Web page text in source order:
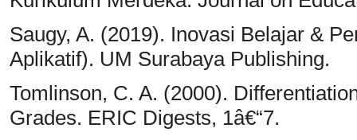
Saugy, A. (2019). Inovasi Belajar &
Aplikatif). UM Surabaya Publishing.
Tomlinson, C. A. (2000).
Grades. ERIC Digests, 1â€“7.